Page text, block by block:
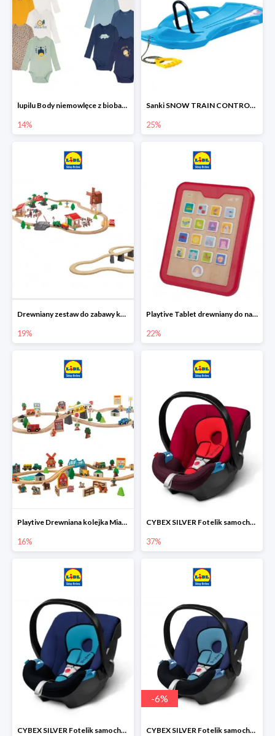
lupilu Body niemowlęce z biobawełny
14%
Sanki SNOW TRAIN CONTROL -25%
25%
Drewniany zestaw do zabawy kolejką - farma i wiadukt
19%
Playtive Tablet drewniany do nauki, interaktywny
22%
Playtive Drewniana kolejka Miasto lub Farma
16%
CYBEX SILVER Fotelik samochodowy
37%
CYBEX SILVER Fotelik samochodowy -30%
-6%
CYBEX SILVER Fotelik samochodowy + dostawa gratis!